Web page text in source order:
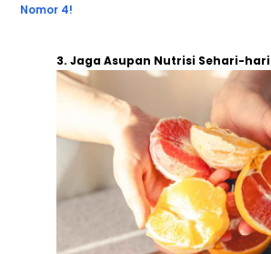
Nomor 4!
3. Jaga Asupan Nutrisi Sehari-hari